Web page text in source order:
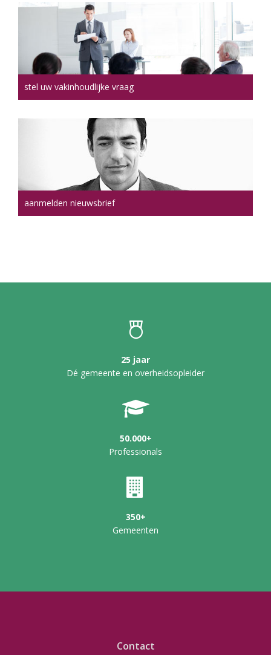
stel uw vakinhoudlijke vraag
aanmelden nieuwsbrief
25 jaar
Dé gemeente en overheidsopleider
50.000+
Professionals
350+
Gemeenten
Contact